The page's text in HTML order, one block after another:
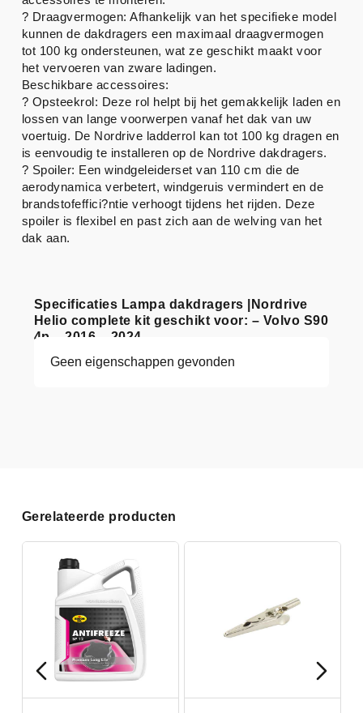
Specificaties Lampa dakdragers |Nordrive
Helio complete kit geschikt voor: – Volvo S90
4p – 2016 – 2024
Geen eigenschappen gevonden
? Draagvermogen: Afhankelijk van het specifieke model
kunnen de dakdragers een maximaal draagvermogen
tot 100 kg ondersteunen, wat ze geschikt maakt voor
het vervoeren van zware ladingen.
Beschikbare accessoires:
? Opsteekrol: Deze rol helpt bij het gemakkelijk laden en
lossen van lange voorwerpen vanaf het dak van uw
voertuig. De Nordrive ladderrol kan tot 100 kg dragen en
is eenvoudig te installeren op de Nordrive dakdragers.
? Spoiler: Een windgeleiderset van 110 cm die de
aerodynamica verbetert, windgeruis vermindert en de
brandstofeffici?ntie verhoogt tijdens het rijden. Deze
spoiler is flexibel en past zich aan de welving van het
dak aan.
Gerelateerde producten